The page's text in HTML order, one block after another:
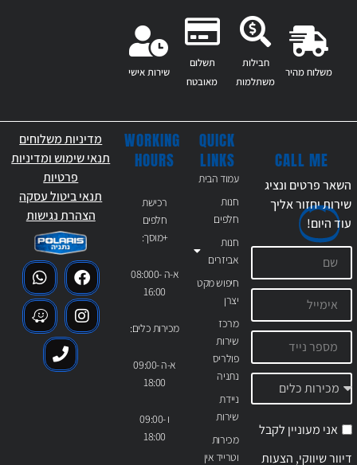
משלוח מהיר
חבילות
משתלמות
תשלום
מאובטח
שירות אישי
QUICK
LINKS
עמוד הבית
חנות
חלפים
חנות
אביזרים
חיפוש מקט
יצרן
מרכז
שירות
פולריס
נתניה
ניידת
שירות
מכירות
וטרייד אין
WORKING
HOURS
רכישת
חלפים
+מוסך:
א-ה 08:000-
16:00
מכירות כלים:
א-ה 09:00-
18:00
ו 09:00-
18:00
CALL ME
השאר פרטים ונציג
שירות יחזור אליך
עודהיום!
אני מעוניין לקבל
דיוור שיווקי, הצעות
מדיניות משלוחים
תנאי שימוש ומדיניות
פרטיות
תנאי ביטול עסקה
הצהרת נגישות